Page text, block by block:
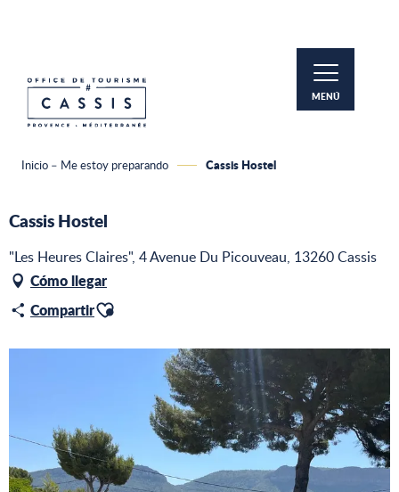
principal
MENÚ
Inicio – Me estoy preparando Cassis Hostel
Cassis Hostel
"Les Heures Claires", 4 Avenue Du Picouveau, 13260 Cassis
Cómo llegar
CompartirAjouter aux favoris